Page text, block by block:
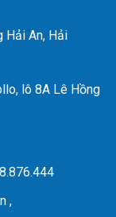
Hải An, Hải
lô 8A Lê Hồng
,